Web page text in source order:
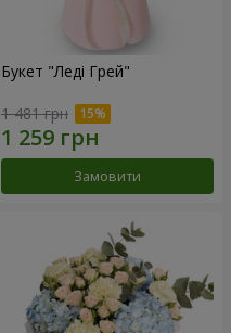
Букет "Леді Грей"
1 481 грн
Замовити